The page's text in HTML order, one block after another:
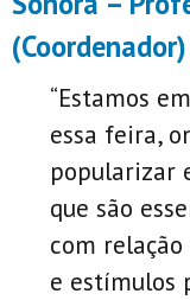
(Coordenador)
“Estamos
essa feira,
popularizar
que são
com
e estímulos